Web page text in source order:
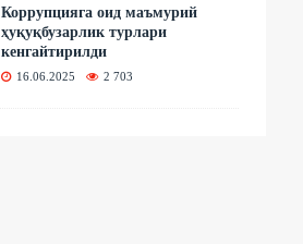
Коррупцияга оид маъмурий
ҳуқуқбузарлик турлари
кенгайтирилди
16.06.2025 2 703